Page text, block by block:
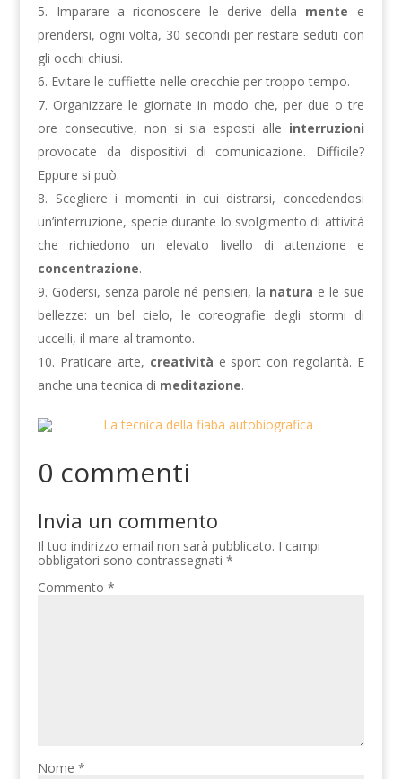
Imparare a riconoscere le derive della mente e
prendersi, ogni volta, 30 secondi per restare seduti con
gli occhi chiusi.
Evitare le cuffiette nelle orecchie per troppo tempo.
Organizzare le giornate in modo che, per due o tre
ore consecutive, non si sia esposti alle interruzioni
provocate da dispositivi di comunicazione. Difficile?
Eppure si può.
Scegliere i momenti in cui distrarsi, concedendosi
un’interruzione, specie durante lo svolgimento di attività
che richiedono un elevato livello di attenzione e
concentrazione.
Godersi, senza parole né pensieri, la natura e le sue
bellezze: un bel cielo, le coreografie degli stormi di
uccelli, il mare al tramonto.
Praticare arte, creatività e sport con regolarità. E
anche una tecnica di meditazione.
0 commenti
Invia un commento
Il tuo indirizzo email non sarà pubblicato. I campi
obbligatori sono contrassegnati*
Commento*
Nome*